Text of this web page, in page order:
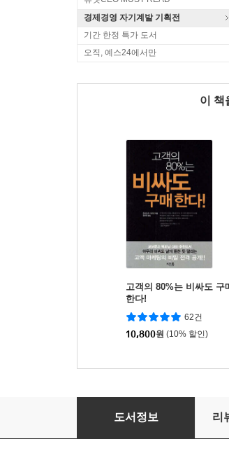
경제경영 자기계발 기획전
기간 한정 특가 도서
오직, 예스24에서만
이 책
고객의 80%는 비싸도 구
한다!
62건
10,800원 (10% 할인)
도서정보 리